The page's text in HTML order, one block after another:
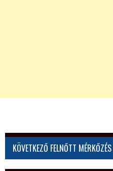
KÖVETKEZŐ FELNŐTT MÉRKŐZÉS